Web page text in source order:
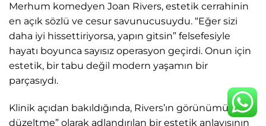
Merhum komedyen Joan Rivers, estetik cerrahinin
en açık sözlü ve cesur savunucusuydu. “Eğer sizi
daha iyi hissettiriyorsa, yapın gitsin” felsefesiyle
hayatı boyunca sayısız operasyon geçirdi. Onun için
estetik, bir tabu değil modern yaşamın bir
parçasıydı.
Klinik açıdan bakıldığında, Rivers’ın görünümü, “aşırı
düzeltme” olarak adlandırılan bir estetik anlayışının